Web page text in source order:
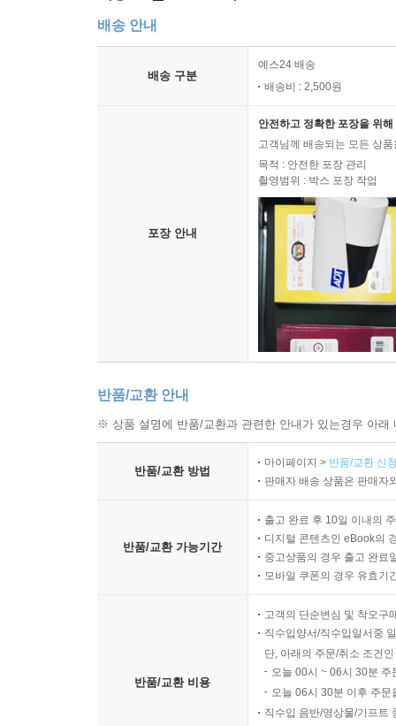
배송 안내
배송 구분
예스24 배송
배송비 : 2,500원
포장 안내
안전하고 정확한 포장을 위
고객님께 배송되는 모든 상
목적 : 안전한 포장 관리
촬영범위 : 박스 포장 작업
반품/교환 안내
※ 상품 설명에 반품/교환과 관련한 안내가 있는경우 아
반품/교환 방법
마이페이지 > 반품/교환 신
판매자 배송 상품은 판매자
반품/교환 가능기간
출고 완료 후 10일 이내의
디지털 콘텐츠인 eBook의
중고상품의 경우 출고 완료
모바일 쿠폰의 경우 유효기
반품/교환 비용
고객의 단순변심 및 착오구
직수입양서/직수입일서중
단, 아래의 주문/취소 조건
오늘 00시 ~ 06시 30분
오늘 06시 30분 이후 주
직수입 음반/영상물/기프트